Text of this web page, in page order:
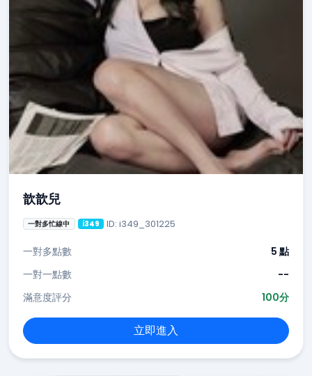
歆歆兒
一對多忙線中 i349 ID: i349_301225
一對多點數
5 點
一對一點數
--
滿意度評分
100分
立即進入